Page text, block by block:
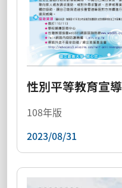
性別平等教育宣導
108年版
2023/08/31